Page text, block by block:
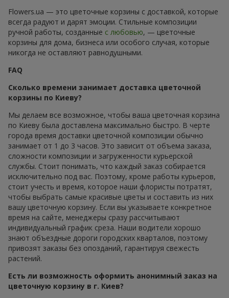
Flowers.ua — это цветочные корзины с доставкой, которые
всегда радуют и дарят эмоции. Стильные композиции
ручной работы, созданные с любовью, — цветочные
корзины для дома, бизнеса или особого случая, которые
никогда не оставляют равнодушными.
FAQ
Сколько времени занимает доставка цветочной
корзины по Киеву?
Мы делаем все возможное, чтобы ваша цветочная корзина
по Киеву была доставлена максимально быстро. В черте
города время доставки цветочной композиции обычно
занимает от 1 до 3 часов. Это зависит от объема заказа,
сложности композиции и загруженности курьерской
службы. Стоит понимать, что каждый заказ собирается
исключительно под вас. Поэтому, кроме работы курьеров,
стоит учесть и время, которое наши флористы потратят,
чтобы выбрать самые красивые цветы и составить из них
вашу цветочную корзину. Если вы указываете конкретное
время на сайте, менеджеры сразу рассчитывают
индивидуальный график среза. Наши водители хорошо
знают объездные дороги городских кварталов, поэтому
привозят заказы без опозданий, гарантируя свежесть
растений.
Есть ли возможность оформить анонимный заказ на
цветочную корзину в г. Киев?